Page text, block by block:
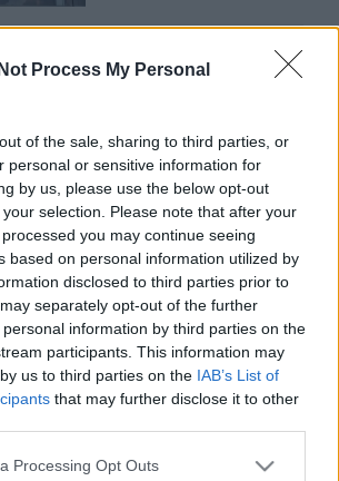
Process My Personal
of the sale, sharing to third parties, or
personal or sensitive information for
by us, please use the below opt-out
selection. Please note that after your
you may continue seeing
based on personal information utilized by
disclosed to third parties prior to
separately opt-out of the further
information by third parties on the
participants. This information may
us to third parties on the IAB’s List of
that may further disclose it to other
website/app uses one or more Google
Processing Opt Outs
κατασκοπία
02-07-2026 19:54
τεχνητής νοημοσύνης
02-07-2026 17:45
Το ChatGPT
ενσωματώνεται στο
Viber στην Ελλάδα
02-07-2026 12:23
Mερίδιο 5% στην
OpenAI εξετάζει να
στην κυβέρνηση